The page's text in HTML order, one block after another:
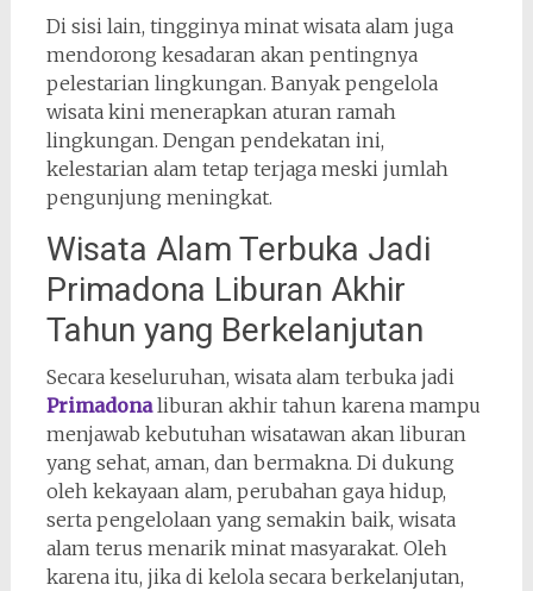
Di sisi lain, tingginya minat wisata alam juga
mendorong kesadaran akan pentingnya
pelestarian lingkungan. Banyak pengelola
wisata kini menerapkan aturan ramah
lingkungan. Dengan pendekatan ini,
kelestarian alam tetap terjaga meski jumlah
pengunjung meningkat.
Wisata Alam Terbuka Jadi
Primadona Liburan Akhir
Tahun yang Berkelanjutan
Secara keseluruhan, wisata alam terbuka jadi
Primadonaliburan akhir tahun karena mampu
menjawab kebutuhan wisatawan akan liburan
yang sehat, aman, dan bermakna. Di dukung
oleh kekayaan alam, perubahan gaya hidup,
serta pengelolaan yang semakin baik, wisata
alam terus menarik minat masyarakat. Oleh
karena itu, jika di kelola secara berkelanjutan,